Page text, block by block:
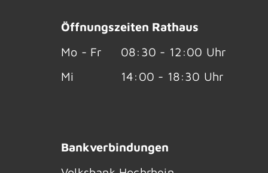
Öffnungszeiten Rathaus
Mo - Fr
08:30 - 12:00 Uhr
Mi
14:00 - 18:30 Uhr
Bankverbindungen